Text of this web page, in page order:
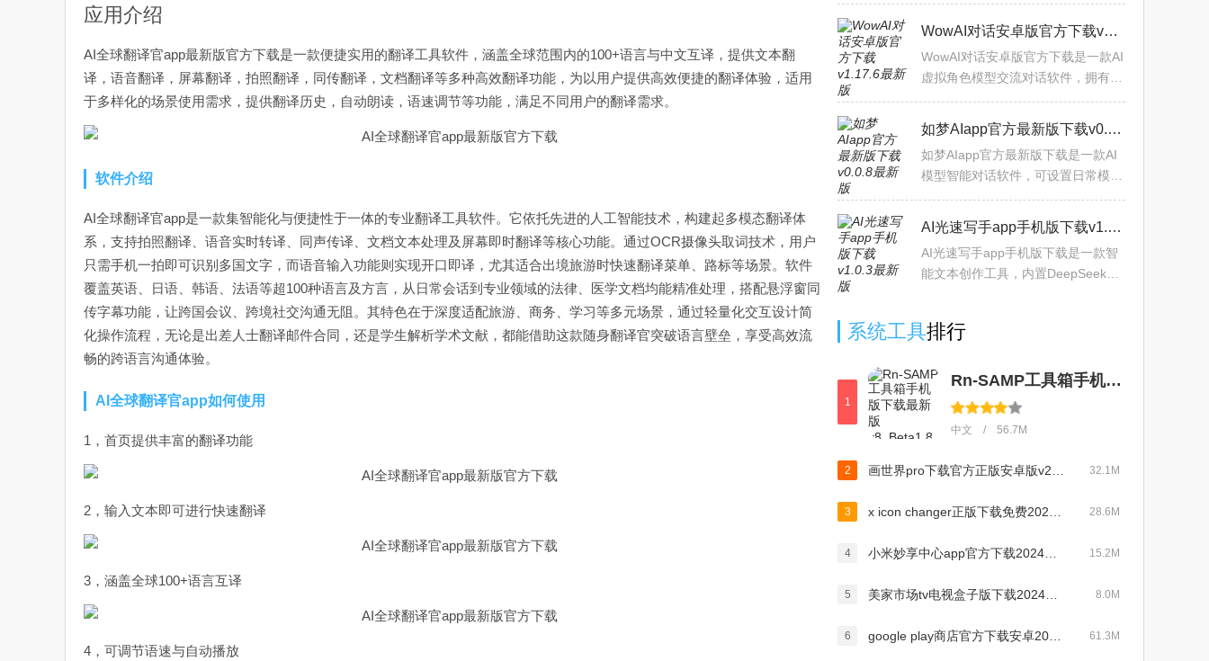
应用介绍
AI全球翻译官app最新版官方下载是一款便捷实用的翻译工具软件，涵盖全球范围内的100+语言与中文互译，提供文本翻
译，语音翻译，屏幕翻译，拍照翻译，同传翻译，文档翻译等多种高效翻译功能，为以用户提供高效便捷的翻译体验，适用
于多样化的场景使用需求，提供翻译历史，自动朗读，语速调节等功能，满足不同用户的翻译需求。
软件介绍
AI全球翻译官app是一款集智能化与便捷性于一体的专业翻译工具软件。它依托先进的人工智能技术，构建起多模态翻译体
系，支持拍照翻译、语音实时转译、同声传译、文档文本处理及屏幕即时翻译等核心功能。通过OCR摄像头取词技术，用户
只需手机一拍即可识别多国文字，而语音输入功能则实现开口即译，尤其适合出境旅游时快速翻译菜单、路标等场景。软件
覆盖英语、日语、韩语、法语等超100种语言及方言，从日常会话到专业领域的法律、医学文档均能精准处理，搭配悬浮窗同
传字幕功能，让跨国会议、跨境社交沟通无阻。其特色在于深度适配旅游、商务、学习等多元场景，通过轻量化交互设计简
化操作流程，无论是出差人士翻译邮件合同，还是学生解析学术文献，都能借助这款随身翻译官突破语言壁垒，享受高效流
畅的跨语言沟通体验。
AI全球翻译官app如何使用
1，首页提供丰富的翻译功能
2，输入文本即可进行快速翻译
3，涵盖全球100+语言互译
4，可调节语速与自动播放
以在其他软件顶层进行快捷使用。涵
盖AI理解屏幕，提取文字，
WowAI对话安卓版官方下载v1.17.6最新版
WowAI对话安卓版官方下载是一款AI
虚拟角色模型交流对话软件，拥有海
功能实时在线交流。支持语音识别与
在线通话，还能创建当前角
如梦AIapp官方最新版下载v0.0.8最新版
如梦AIapp官方最新版下载是一款AI
模型智能对话软件，可设置日常模型
大模型聊天引擎。提供最新与最热门
的模型对话推荐，也能通过
AI光速写手app手机版下载v1.0.3最新版
AI光速写手app手机版下载是一款智
能文本创作工具，内置DeepSeek，
息，即可通过AI智能助手快速生成
系统工具排行
1
Rn-SAMP工具箱手机版下载最新版v8_Beta1.8.6.2免费版
中文 / 56.7M
2 32.1M
3 28.6M
4 15.2M
5 8.0M
6 61.3M